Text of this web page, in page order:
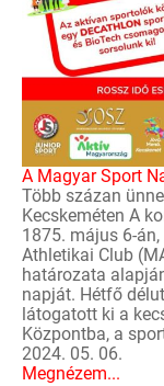
A Magyar Sport
Több százan
Kecskeméten A
1875. május 6-
Athletikai Club
határozata
napját. Hétfő
látogatott ki a
Központba, a
2024. 05. 06.
Megnézem...